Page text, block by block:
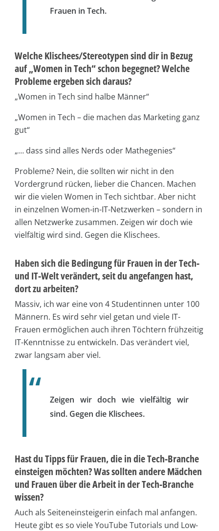
Frauen in Tech.
Welche Klischees/Stereotypen sind dir in Bezug
auf „Women in Tech“ schon begegnet? Welche
Probleme ergeben sich daraus?
„Women in Tech sind halbe Männer“
„Women in Tech – die machen das Marketing ganz
gut“
„… dass sind alles Nerds oder Mathegenies“
Probleme? Nein, die sollten wir nicht in den
Vordergrund rücken, lieber die Chancen. Machen
wir die vielen Women in Tech sichtbar. Aber nicht
in einzelnen Women-in-IT-Netzwerken – sondern in
allen Netzwerke zusammen. Zeigen wir doch wie
vielfältig wird sind. Gegen die Klischees.
Haben sich die Bedingung für Frauen in der Tech-
und IT-Welt verändert, seit du angefangen hast,
dort zu arbeiten?
Massiv, ich war eine von 4 Studentinnen unter 100
Männern. Es wird sehr viel getan und viele IT-
Frauen ermöglichen auch ihren Töchtern frühzeitig
IT-Kenntnisse zu entwickeln. Das verändert viel,
zwar langsam aber viel.
Zeigen wir doch wie vielfältig wir
sind. Gegen die Klischees.
Hast du Tipps für Frauen, die in die Tech-Branche
einsteigen möchten? Was sollten andere Mädchen
und Frauen über die Arbeit in der Tech-Branche
wissen?
Auch als Seiteneinsteigerin einfach mal anfangen.
Heute gibt es so viele YouTube Tutorials und Low-